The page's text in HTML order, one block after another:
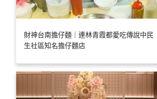
財神台南擔仔麵｜連林青霞都愛吃傳說中民
生社區知名擔仔麵店